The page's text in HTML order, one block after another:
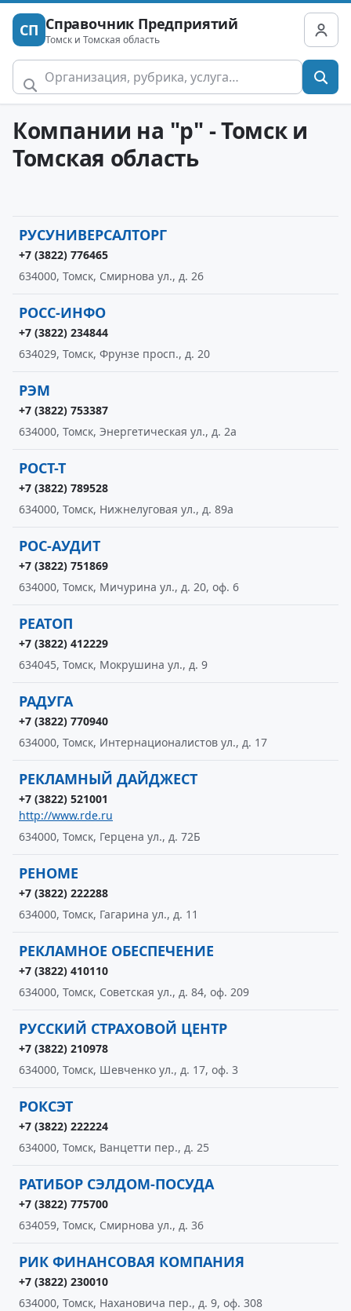
СП Справочник Предприятий
Томск и Томская область
Компании на "р" - Томск и
Томская область
РУСУНИВЕРСАЛТОРГ
+7 (3822) 776465
634000, Томск, Смирнова ул., д. 26
РОСС-ИНФО
+7 (3822) 234844
634029, Томск, Фрунзе просп., д. 20
РЭМ
+7 (3822) 753387
634000, Томск, Энергетическая ул., д. 2а
РОСТ-Т
+7 (3822) 789528
634000, Томск, Нижнелуговая ул., д. 89а
РОС-АУДИТ
+7 (3822) 751869
634000, Томск, Мичурина ул., д. 20, оф. 6
РЕАТОП
+7 (3822) 412229
634045, Томск, Мокрушина ул., д. 9
РАДУГА
+7 (3822) 770940
634000, Томск, Интернационалистов ул., д. 17
РЕКЛАМНЫЙ ДАЙДЖЕСТ
+7 (3822) 521001
http://www.rde.ru
634000, Томск, Герцена ул., д. 72Б
РЕНОМЕ
+7 (3822) 222288
634000, Томск, Гагарина ул., д. 11
РЕКЛАМНОЕ ОБЕСПЕЧЕНИЕ
+7 (3822) 410110
634000, Томск, Советская ул., д. 84, оф. 209
РУССКИЙ СТРАХОВОЙ ЦЕНТР
+7 (3822) 210978
634000, Томск, Шевченко ул., д. 17, оф. 3
РОКСЭТ
+7 (3822) 222224
634000, Томск, Ванцетти пер., д. 25
РАТИБОР СЭЛДОМ-ПОСУДА
+7 (3822) 775700
634059, Томск, Смирнова ул., д. 36
РИК ФИНАНСОВАЯ КОМПАНИЯ
+7 (3822) 230010
634000, Томск, Нахановича пер., д. 9, оф. 308